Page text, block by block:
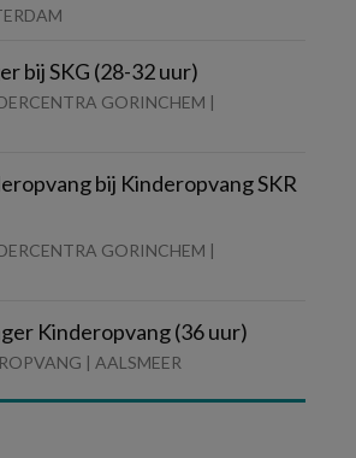
bij SKG (28-32 uur)
GORINCHEM |
bij Kinderopvang SKR
GORINCHEM |
Kinderopvang (36 uur)
| AALSMEER